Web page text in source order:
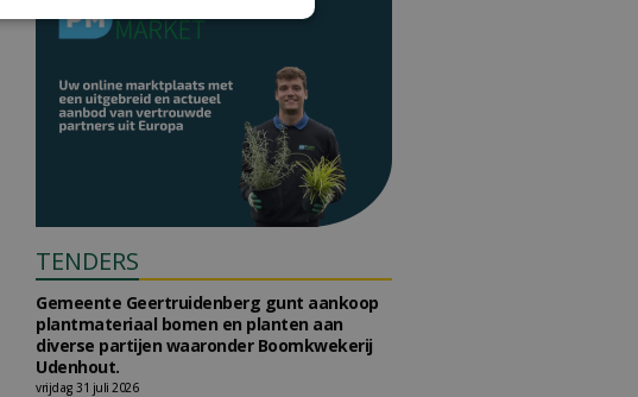
TENDERS
Gemeente Geertruidenberg gunt aankoop
plantmateriaal bomen en planten aan
diverse partijen waaronder Boomkwekerij
Udenhout.
vrijdag 31 juli 2026